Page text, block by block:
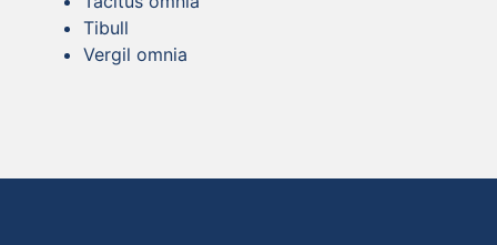
Tibull
Vergil omnia